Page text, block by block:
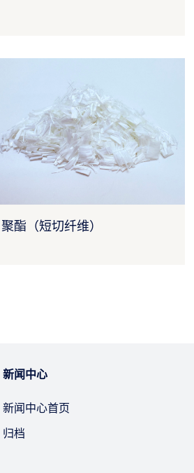
聚酯（短切纤维）
新闻中心
新闻中心首页
归档